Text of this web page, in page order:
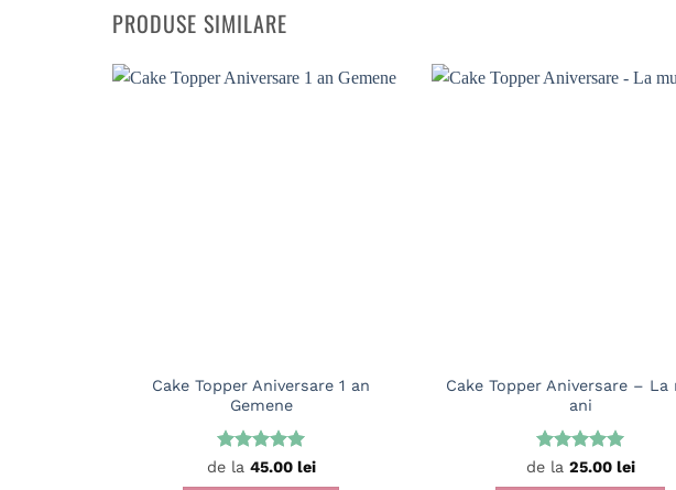
PRODUSE SIMILARE
Cake Topper Aniversare 1 an
Gemene
Evaluat la
de la 45.00 lei
Cake Topper Aniversare – La
ani
Evaluat la
de la 25.00 lei